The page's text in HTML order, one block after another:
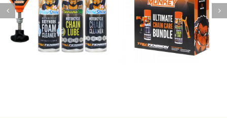
Kit Ultimate Karting
Détails
Kit Chain Monkey
Détails